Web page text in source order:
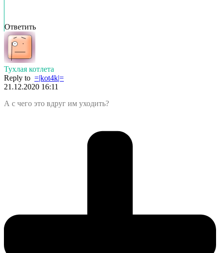
Ответить
Тухлая котлета
Reply to =|kot4k|=
21.12.2020 16:11
А с чего это вдруг им уходить?